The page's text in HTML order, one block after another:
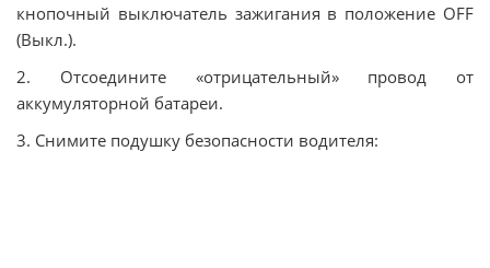
кнопочный выключатель зажигания в положение OFF
(Выкл.).
2. Отсоедините «отрицательный» провод от
аккумуляторной батареи.
3. Снимите подушку безопасности водителя: